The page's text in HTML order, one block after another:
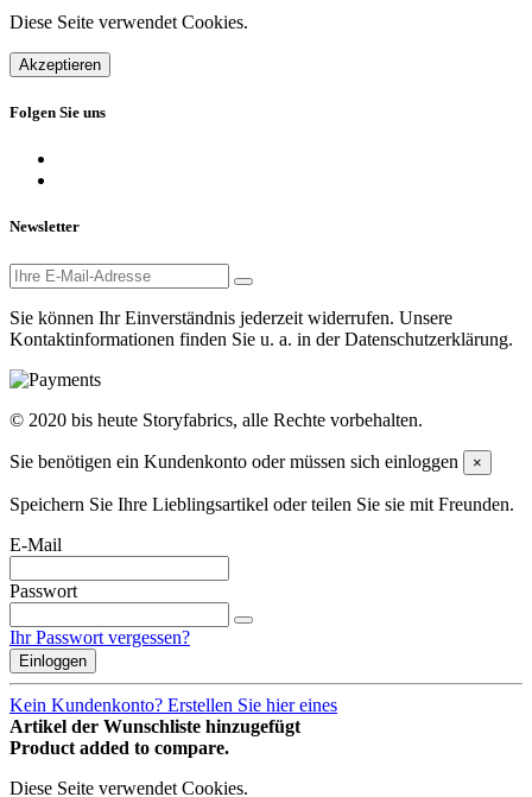
Diese Seite verwendet Cookies.
Akzeptieren
Folgen Sie uns
Newsletter
Sie können Ihr Einverständnis jederzeit widerrufen. Unsere
Kontaktinformationen finden Sie u. a. in der Datenschutzerklärung.
© 2020 bis heute Storyfabrics, alle Rechte vorbehalten.
Sie benötigen ein Kundenkonto oder müssen sich einloggen ×
Speichern Sie Ihre Lieblingsartikel oder teilen Sie sie mit Freunden.
E-Mail
Passwort
Ihr Passwort vergessen?
Einloggen
Kein Kundenkonto? Erstellen Sie hier eines
Artikel der Wunschliste hinzugefügt
Product added to compare.
Diese Seite verwendet Cookies.